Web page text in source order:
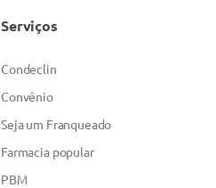
Serviços
Condeclin
Convênio
Seja um Franqueado
Farmacia popular
PBM